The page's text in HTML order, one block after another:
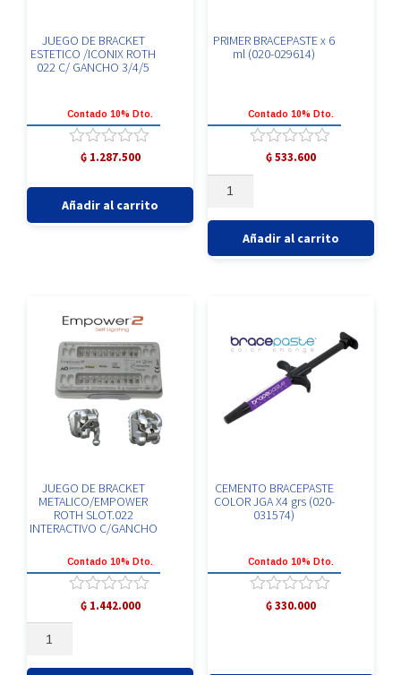
JUEGO DE BRACKET
ESTETICO /ICONIX ROTH
022 C/ GANCHO 3/4/5
Contado 10% Dto.
Valorado
0
de
₲1.287.500
BRACKET
GANCHO
cantidad
Añadir al carrito
PRIMER BRACEPASTE x 6
ml (020-029614)
Contado 10% Dto.
Valorado
con
5
₲533.600
x
ml
Añadir al carrito
JUEGO DE BRACKET
METALICO/EMPOWER
ROTH SLOT.022
INTERACTIVO C/GANCHO
Contado 10% Dto.
Valorado
con
5
₲1.442.000
BRACKET
CEMENTO BRACEPASTE
COLOR JGA X4 grs (020-
031574)
Contado 10% Dto.
Valorado
₲330.000